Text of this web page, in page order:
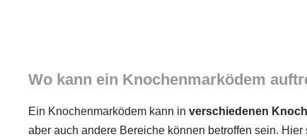
Wo kann ein Knochenmarködem
Ein Knochenmarködem kann in verschiedenen
aber auch andere Bereiche können betroffen sein.